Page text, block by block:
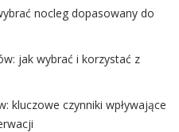
nocleg dopasowany do
jak wybrać i korzystać z
kluczowe czynniki wpływające